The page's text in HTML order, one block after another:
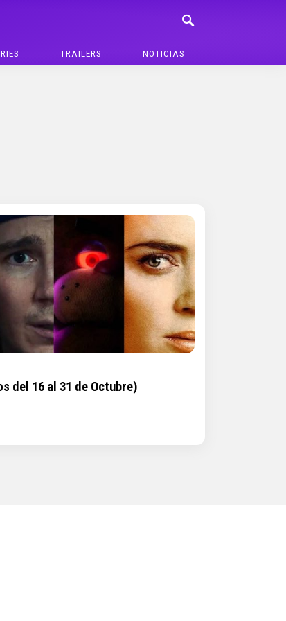
TRAILERS NOTICIAS
del 16 al 31 de Octubre)